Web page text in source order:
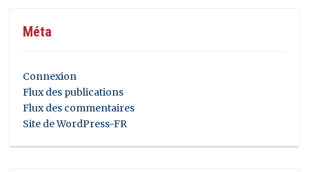
Méta
Connexion
Flux des publications
Flux des commentaires
Site de WordPress-FR